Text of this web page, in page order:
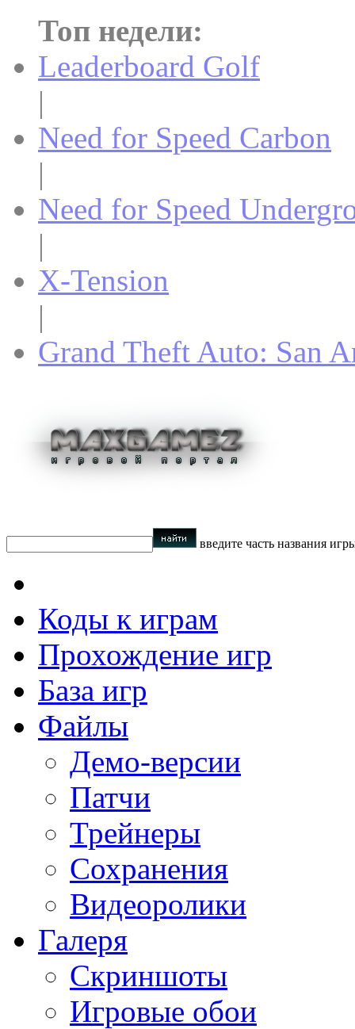
Топ недели:
Leaderboard Golf
|
Need for Speed Carbon
|
Need for Speed
|
X-Tension
|
Grand Theft Auto: San
введите часть названия
Коды к играм
Прохождение игр
База игр
Файлы
Демо-версии
Патчи
Трейнеры
Сохранения
Видеоролики
Галеря
Скриншоты
Игровые обои